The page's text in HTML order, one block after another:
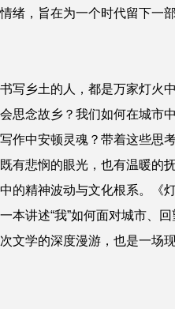
绪，旨在为一个时代留下一
写乡土的人，都是万家灯火
思念故乡？我们如何在城市
作中安顿灵魂？带着这些思
有悲悯的眼光，也有温暖的
的精神波动与文化根系。《
本讲述“我”如何面对城市、回
文学的深度漫游，也是一场